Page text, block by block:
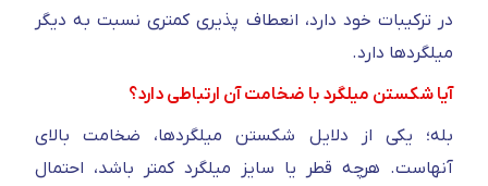
در ترکیبات خود دارد، انعطاف پذیری کمتری نسبت به دیگر
میلگردها دارد.
آیا شکستن میلگرد با ضخامت آن ارتباطی دارد؟
بله؛ یکی از دلایل شکستن میلگردها، ضخامت بالای
آنهاست. هرچه قطر یا سایز میلگرد کمتر باشد، احتمال